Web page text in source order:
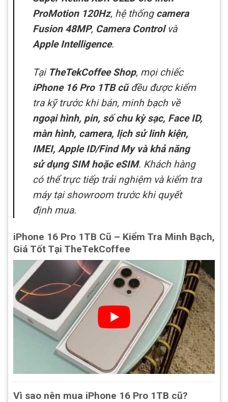
ProMotion 120Hz, hệ thống camera
Fusion 48MP, Camera Controlvà
Apple Intelligence.
Tại TheTekCoffee Shop, mọi chiếc
iPhone 16 Pro 1TB cũđều được kiểm
tra kỹ trước khi bán, minh bạch về
ngoại hình, pin, số chu kỳ sạc, Face ID,
màn hình, camera, lịch sử linh kiện,
IMEI, Apple ID/Find My và khả năng
sử dụng SIM hoặc eSIM. Khách hàng
có thể trực tiếp trải nghiệm và kiểm tra
máy tại showroom trước khi quyết
định mua.
iPhone 16 Pro 1TB Cũ – Kiểm Tra Minh Bạch,
Giá Tốt Tại TheTekCoffee
Vì sao nên mua iPhone 16 Pro 1TB cũ?